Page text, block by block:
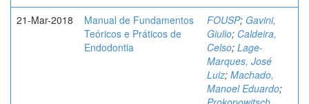
21-Mar-2018
Manual de Fundamentos
Teóricos e Práticos de
Endodontia
FOUSP; Gavini,
Giulio; Caldeira,
Celso; Lage-
Marques, José
Luiz; Machado,
Manoel Eduardo;